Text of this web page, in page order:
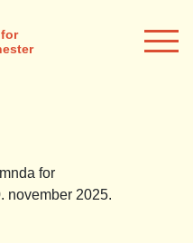
for
november 2025.